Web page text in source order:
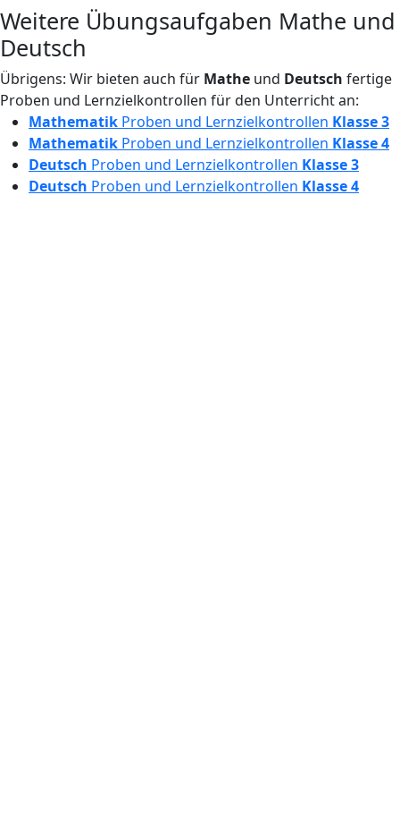
Weitere Übungsaufgaben Mathe und
Deutsch
Übrigens: Wir bieten auch für Mathe und Deutsch fertige
Proben und Lernzielkontrollen für den Unterricht an:
Mathematik Proben und Lernzielkontrollen Klasse 3
Mathematik Proben und Lernzielkontrollen Klasse 4
Deutsch Proben und Lernzielkontrollen Klasse 3
Deutsch Proben und Lernzielkontrollen Klasse 4